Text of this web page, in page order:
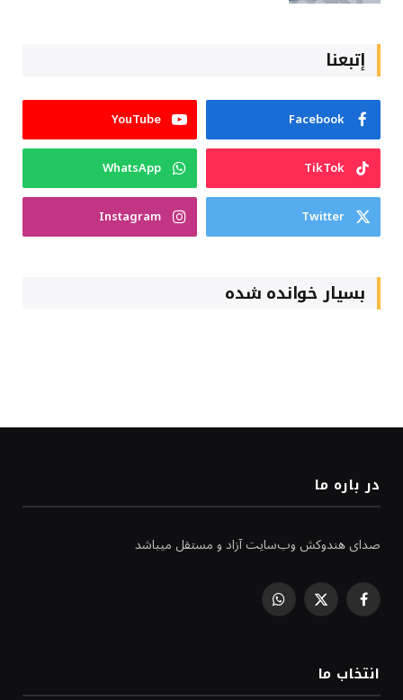
إتبعنا
Facebook
YouTube
TikTok
WhatsApp
Twitter
Instagram
بسیار خوانده شده
در باره ما
صدای هندوکش وب‌سایت آزاد و مستقل میباشد
Facebook
X
WhatsApp
انتخاب ما